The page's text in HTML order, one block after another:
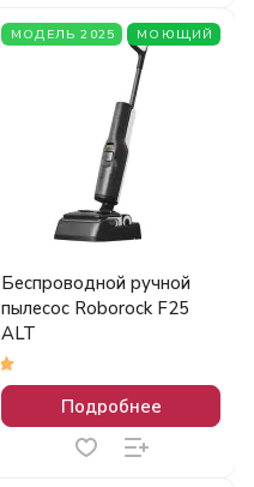
МОДЕЛЬ 2025 МОЮЩИЙ
Беспроводной ручной
пылесос Roborock F25
ALT
Подробнее